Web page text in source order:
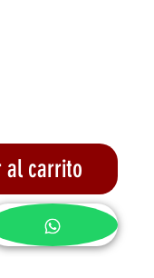
al carrito
compra